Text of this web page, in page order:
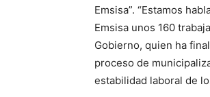
Emsisa”. “Estamos
Emsisa unos 160
Gobierno, quien ha
proceso de
estabilidad laboral de